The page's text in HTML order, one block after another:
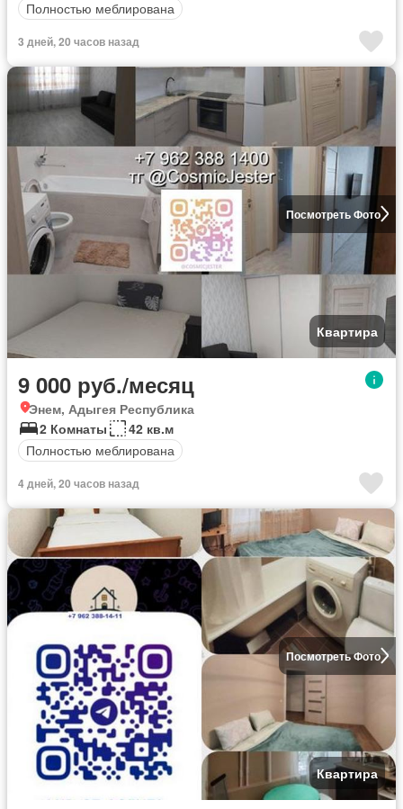
Полностью меблирована
3 дней, 20 часов назад
Посмотреть Фото
Квартира
9 000 руб./месяц
Энем, Адыгея Республика
2 Комнаты
42 кв.м
Полностью меблирована
4 дней, 20 часов назад
Посмотреть Фото
Квартира